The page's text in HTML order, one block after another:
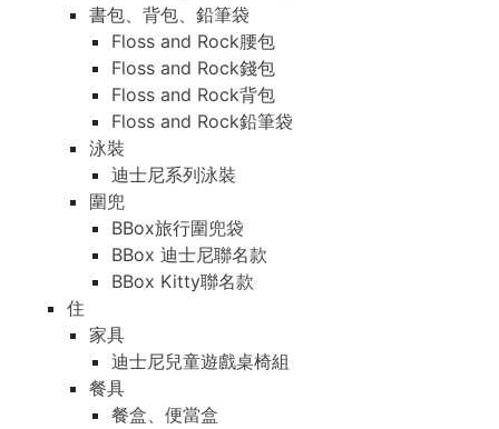
書包、背包、鉛筆袋
Floss and Rock腰包
Floss and Rock錢包
Floss and Rock背包
Floss and Rock鉛筆袋
泳裝
迪士尼系列泳裝
圍兜
BBox旅行圍兜袋
BBox 迪士尼聯名款
BBox Kitty聯名款
住
家具
迪士尼兒童遊戲桌椅組
餐具
餐盒、便當盒